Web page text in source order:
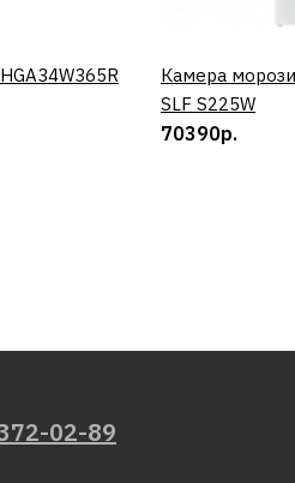
Камера
SLF S225W
70390р.
02-89